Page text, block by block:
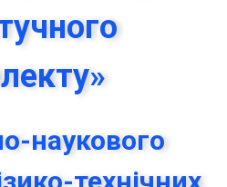
наукового